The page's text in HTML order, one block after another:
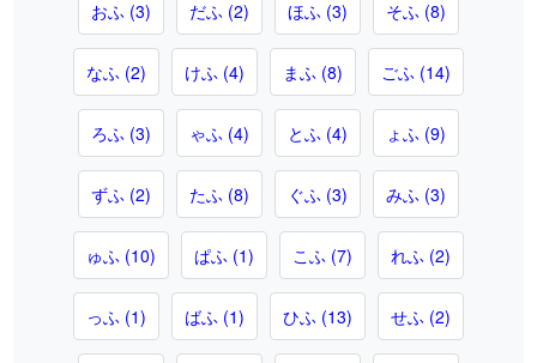
おふ (3) だふ (2) ほふ (3) そふ (8)
なふ (2) けふ (4) まふ (8) ごふ (14)
ろふ (3) ゃふ (4) とふ (4) ょふ (9)
ずふ (2) たふ (8) ぐふ (3) みふ (3)
ゅふ (10) ぱふ (1) こふ (7) れふ (2)
っふ (1) ばふ (1) ひふ (13) せふ (2)